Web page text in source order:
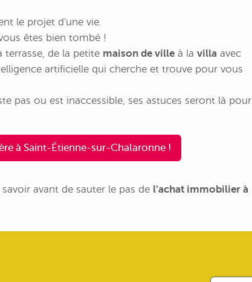
le projet d'une vie.
êtes bien tombé !
terrasse, de la petite maison de ville à la villa avec
artificielle qui cherche et trouve pour vous
pas ou est inaccessible, ses astuces seront là pour
à Saint-Étienne-sur-Chalaronne !
avant de sauter le pas de l'achat immobilier à